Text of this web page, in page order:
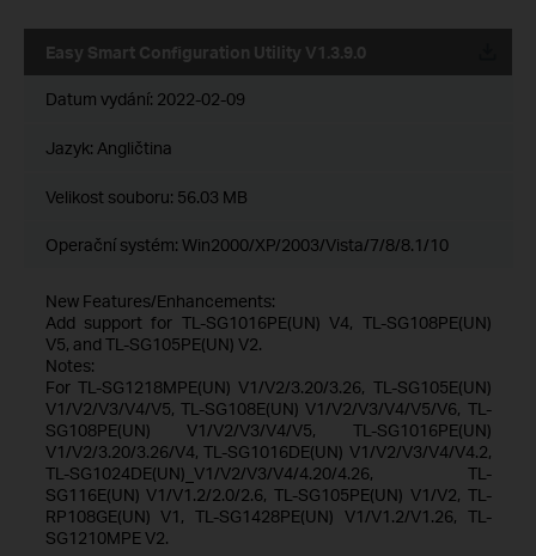
Easy Smart Configuration Utility V1.3.9.0
Datum vydání: 2022-02-09
Jazyk: Angličtina
Velikost souboru: 56.03 MB
Operační systém: Win2000/XP/2003/Vista/7/8/8.1/10
New Features/Enhancements:
Add support for TL-SG1016PE(UN) V4, TL-SG108PE(UN)
V5, and TL-SG105PE(UN) V2.
Notes:
For TL-SG1218MPE(UN) V1/V2/3.20/3.26, TL-SG105E(UN)
V1/V2/V3/V4/V5, TL-SG108E(UN) V1/V2/V3/V4/V5/V6, TL-
SG108PE(UN) V1/V2/V3/V4/V5, TL-SG1016PE(UN)
V1/V2/3.20/3.26/V4, TL-SG1016DE(UN) V1/V2/V3/V4/V4.2,
TL-SG1024DE(UN)_V1/V2/V3/V4/4.20/4.26, TL-
SG116E(UN) V1/V1.2/2.0/2.6, TL-SG105PE(UN) V1/V2, TL-
RP108GE(UN) V1, TL-SG1428PE(UN) V1/V1.2/V1.26, TL-
SG1210MPE V2.